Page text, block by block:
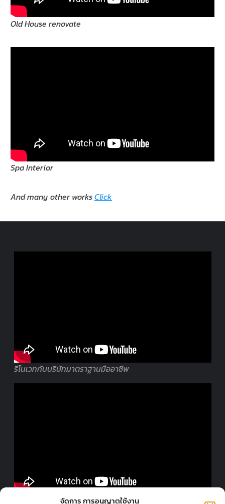
จัดการ การอนุญาตใช้งาน
Old House renovate
Spa Interior
And many other worksClick
รีโนเวทกับบริษัทมาตราฐานมืออาชีพ
ออกแบบร้านโดยมืออาชีพ